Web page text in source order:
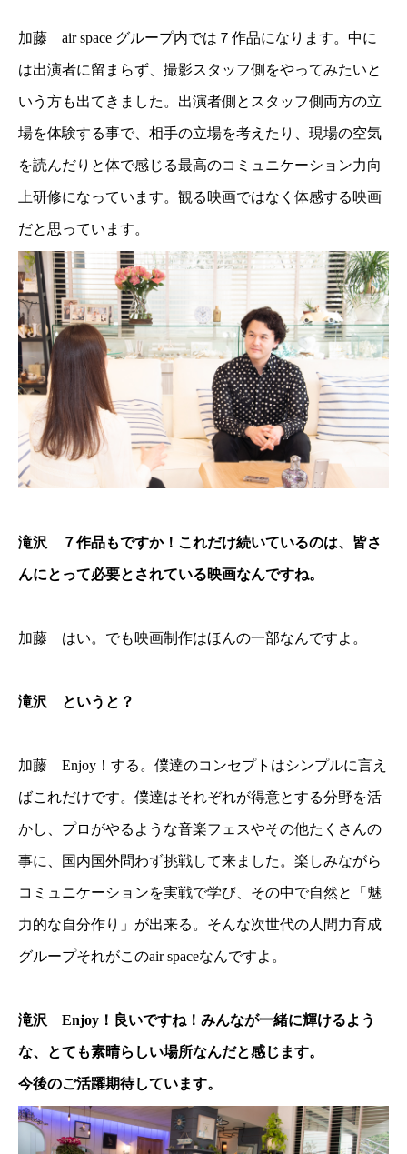
加藤 air space グループ内では７作品になります。中に
は出演者に留まらず、撮影スタッフ側をやってみたいと
いう方も出てきました。出演者側とスタッフ側両方の立
場を体験する事で、相手の立場を考えたり、現場の空気
を読んだりと体で感じる最高のコミュニケーション力向
上研修になっています。観る映画ではなく体感する映画
だと思っています。
滝沢 ７作品もですか！これだけ続いているのは、皆さ
んにとって必要とされている映画なんですね。
加藤 はい。でも映画制作はほんの一部なんですよ。
滝沢 というと？
加藤 Enjoy！する。僕達のコンセプトはシンプルに言え
ばこれだけです。僕達はそれぞれが得意とする分野を活
かし、プロがやるような音楽フェスやその他たくさんの
事に、国内国外問わず挑戦して来ました。楽しみながら
コミュニケーションを実戦で学び、その中で自然と「魅
力的な自分作り」が出来る。そんな次世代の人間力育成
グループそれがこのair spaceなんですよ。
滝沢 Enjoy！良いですね！みんなが一緒に輝けるよう
な、とても素晴らしい場所なんだと感じます。
今後のご活躍期待しています。